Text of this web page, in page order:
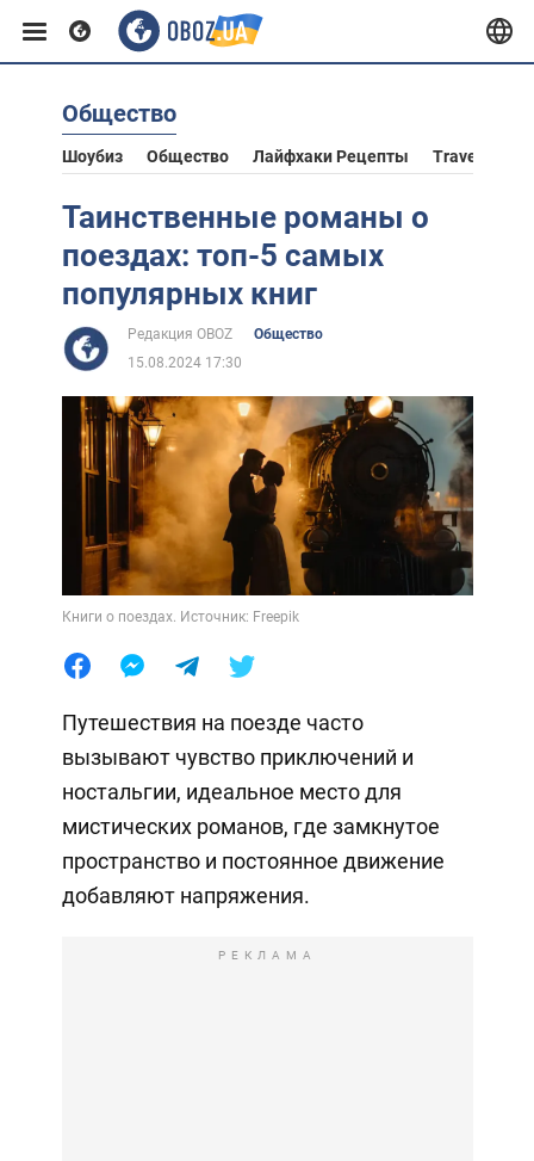
Европа
США
Азия
Африка
Жизнь
Лайфхаки
Общество
Шоубиз Общество Лайфхаки Рецепты Travel
Таинственные романы о
поездах: топ-5 самых
популярных книг
Редакция OBOZ
Общество
15.08.2024 17:30
Книги о поездах. Источник: Freepik
Путешествия на поезде часто
вызывают чувство приключений и
ностальгии, идеальное место для
мистических романов, где замкнутое
пространство и постоянное движение
добавляют напряжения.
РЕКЛАМА